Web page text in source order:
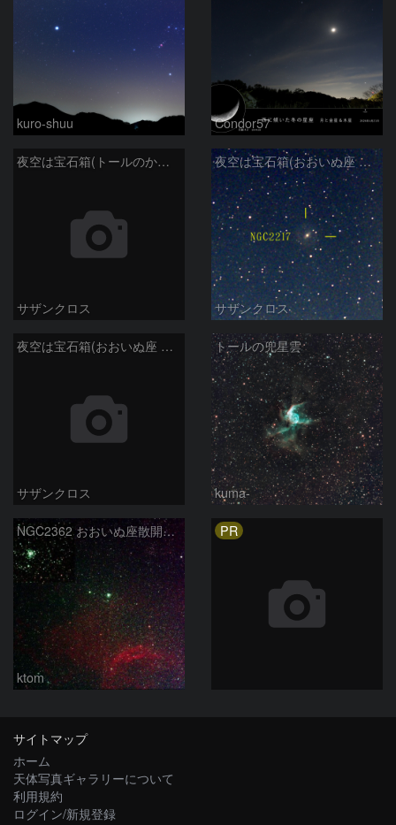
kuro-shuu Condor57
夜空は宝石箱(トールのかぶと星雲 NGC2359) Seestar50
サザンクロス
夜空は宝石箱(おおいぬ座 NGC2217) Seestar50
サザンクロス
夜空は宝石箱(おおいぬ座 NGC2207) Seestar50
サザンクロス
トールの兜星雲
kuma-
NGC2362 おおいぬ座散開星団 2026-3-8
ktom
PR
サイトマップ
ホーム
天体写真ギャラリーについて
利用規約
ログイン/新規登録